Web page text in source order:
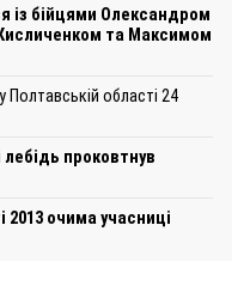
із бійцями Олександром
та Максимом
Полтавській області 24
проковтнув
2013 очима учасниці